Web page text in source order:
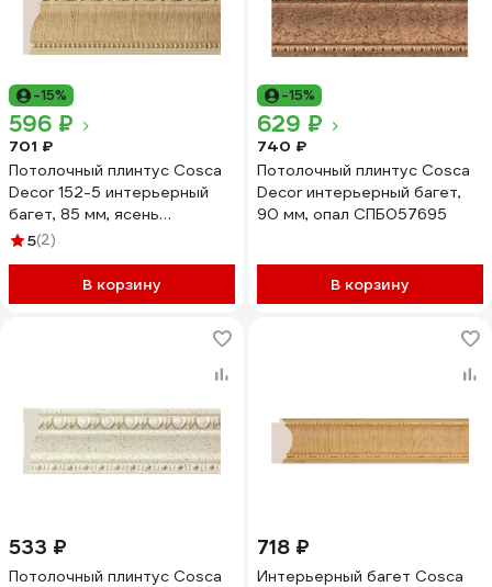
-15%
596 ₽
701 ₽
Потолочный плинтус Cosca
Decor 152-5 интерьерный
багет, 85 мм, ясень
золотистый СПБ016605
5(2)
В корзину
-15%
629 ₽
740 ₽
Потолочный плинтус Cosca
Decor интерьерный багет,
90 мм, опал СПБ057695
В корзину
533 ₽
Потолочный плинтус Cosca
718 ₽
Интерьерный багет Cosca